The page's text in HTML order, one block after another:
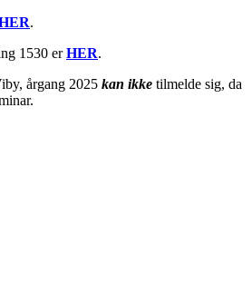
.
1530 erHER.
årgang 2025 kan ikke tilmelde sig, da